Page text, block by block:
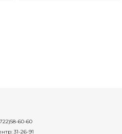
60-60
31-26-91